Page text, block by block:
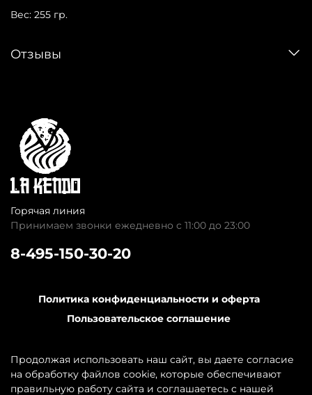
Вес: 255 гр.
Отзывы
Горячая линия
Принимаем звонки ежедневно с 11:00 до 23:00
8-495-150-30-20
Политика конфиденциальности и оферта
Пользовательское соглашение
Контакты
Продолжая использовать наш сайт, вы даете согласие
на обработку файлов cookie, которые обеспечивают
правильную работу сайта и соглашаетесь с нашей